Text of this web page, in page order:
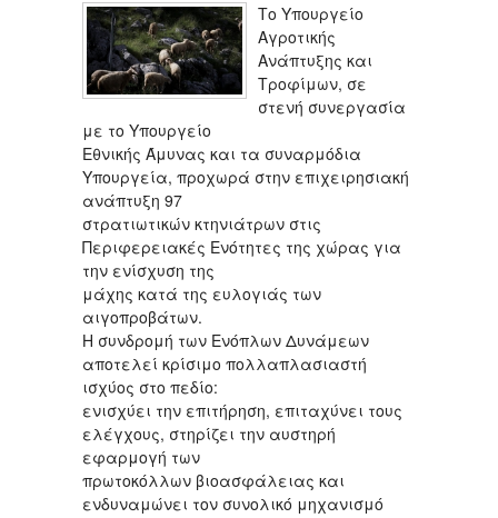
Το Υπουργείο
Αγροτικής
Ανάπτυξης και
Τροφίμων, σε
στενή συνεργασία
με το Υπουργείο
Εθνικής Άμυνας και τα συναρμόδια
Υπουργεία, προχωρά στην επιχειρησιακή
ανάπτυξη 97
στρατιωτικών κτηνιάτρων στις
Περιφερειακές Ενότητες της χώρας για
την ενίσχυση της
μάχης κατά της ευλογιάς των
αιγοπροβάτων.
Η συνδρομή των Ενόπλων Δυνάμεων
αποτελεί κρίσιμο πολλαπλασιαστή
ισχύος στο πεδίο:
ενισχύει την επιτήρηση, επιταχύνει τους
ελέγχους, στηρίζει την αυστηρή
εφαρμογή των
πρωτοκόλλων βιοασφάλειας και
ενδυναμώνει τον συνολικό μηχανισμό